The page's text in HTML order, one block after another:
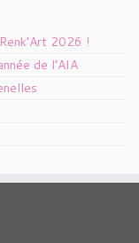
2026 !
de l’AIA